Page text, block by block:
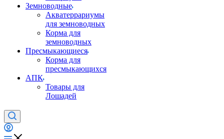
Земноводные
Акватеррариумы
для земноводных
Корма для
земноводных
Пресмыкающиеся
Корма для
пресмыкающихся
АПК
Товары для
Лошадей